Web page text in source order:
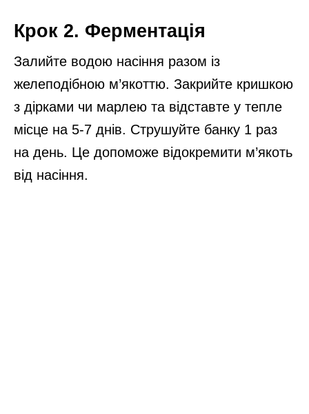
Крок 2. Ферментація
Залийте водою насіння разом із
желеподібною м’якоттю. Закрийте кришкою
з дірками чи марлею та відставте у тепле
місце на 5-7 днів. Струшуйте банку 1 раз
на день. Це допоможе відокремити м’якоть
від насіння.